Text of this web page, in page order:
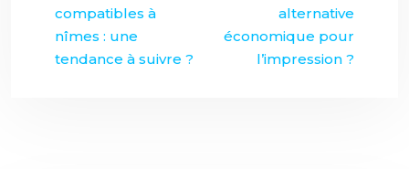
compatibles à
nîmes : une
tendance à suivre ?
alternative
économique pour
l’impression ?